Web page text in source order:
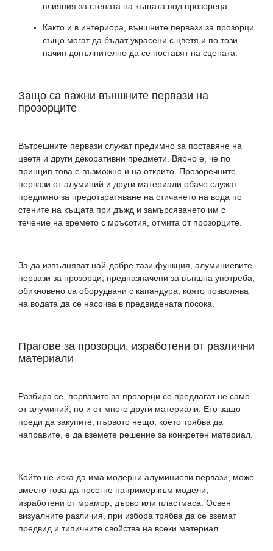
влияния за стената на къщата под прозореца.
Както и в интериора, външните первази за прозорци
също могат да бъдат украсени с цветя и по този
начин допълнително да се поставят на сцената.
Защо са важни външните первази на
прозорците
Вътрешните первази служат предимно за поставяне на
цветя и други декоративни предмети. Вярно е, че по
принцип това е възможно и на открито. Прозоречните
первази от алуминий и други материали обаче служат
предимно за предотвратяване на стичането на вода по
стените на къщата при дъжд и замърсяването им с
течение на времето с мръсотия, отмита от прозорците.
За да изпълняват най-добре тази функция, алуминиевите
первази за прозорци, предназначени за външна употреба,
обикновено са оборудвани с капандура, която позволява
на водата да се насочва в предвидената посока.
Прагове за прозорци, изработени от различни
материали
Разбира се, первазите за прозорци се предлагат не само
от алуминий, но и от много други материали. Ето защо
преди да закупите, първото нещо, което трябва да
направите, е да вземете решение за конкретен материал.
Който не иска да има модерни алуминиеви первази, може
вместо това да посегне например към модели,
изработени от мрамор, дърво или пластмаса. Освен
визуалните различия, при избора трябва да се вземат
предвид и типичните свойства на всеки материал.